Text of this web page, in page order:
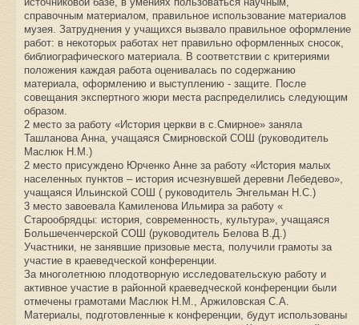
справочным материалом, правильное использование материалов
музея. Затруднения у учащихся вызвало правильное оформление
работ: в некоторых работах нет правильно оформленных сносок,
библиографического материала. В соответствии с критериями
положения каждая работа оценивалась по содержанию
материала, оформлению и выступлению - защите. После
совещания экспертного жюри места распределились следующим
образом.
2 место за работу «История церкви в с.Смирное» заняла
Ташланова Анна, учащаяся Смирновской СОШ (руководитель
Маслюк Н.М.)
2 место присуждено Юрченко Анне за работу «История малых
населенных пунктов – история исчезнувшей деревни Лебедево»,
учащаяся Ильинской СОШ ( руководитель Энгельман Н.С.)
3 место завоевала Камиленова Ильмира за работу «
Старообрядцы: история, современность, культура», учащаяся
Большеченчерской СОШ (руководитель Белова В.Д.)
Участники, не занявшие призовые места, получили грамоты за
участие в краеведческой конференции.
За многолетнюю плодотворную исследовательскую работу и
активное участие в районной краеведческой конференции были
отмечены грамотами Маслюк Н.М., Аржиловская С.А.
Материалы, подготовленные к конференции, будут использованы